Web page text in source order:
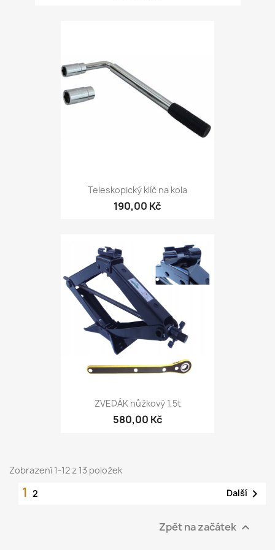
Teleskopický klíč na kola
190,00 Kč
ZVEDÁK nůžkový 1,5t
580,00 Kč
Zobrazení 1-12 z 13 položek
1 2 Další 
Zpět na začátek 